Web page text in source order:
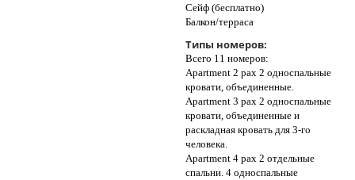
Сейф (бесплатно)
Балкон/терраса
Типы номеров:
Всего 11 номеров:
Apartment 2 pax 2 односпальные
кровати, объединенные.
Apartment 3 pax 2 односпальные
кровати, объединенные и
раскладная кровать для 3-го
человека.
Apartment 4 pax 2 отдельные
спальни. 4 односпальные